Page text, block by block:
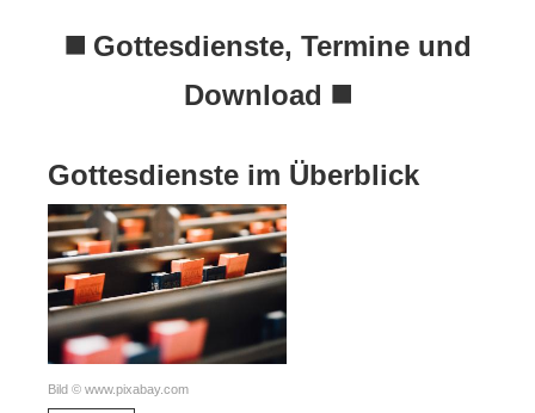
◼️ Gottesdienste, Termine und
Download ◼️
Gottesdienste im Überblick
Bild © www.pixabay.com